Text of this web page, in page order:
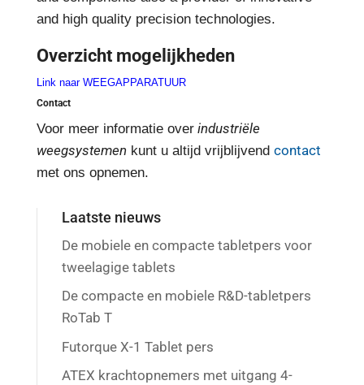
and high quality precision technologies.
Overzicht mogelijkheden
Link naar WEEGAPPARATUUR
Contact
Voor meer informatie overindustriële
weegsystemen kunt u altijd vrijblijvend contact
met ons opnemen.
Laatste nieuws
De mobiele en compacte tabletpers voor
tweelagige tablets
De compacte en mobiele R&D-tabletpers
RoTab T
Futorque X-1 Tablet pers
ATEX krachtopnemers met uitgang 4-